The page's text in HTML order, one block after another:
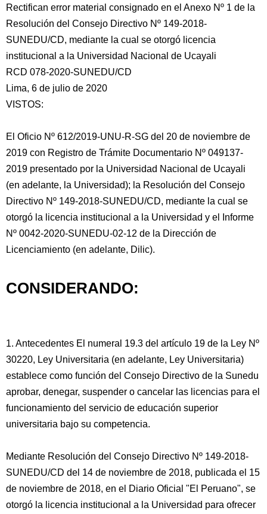
Rectifican error material consignado en el Anexo Nº 1 de la
Resolución del Consejo Directivo Nº 149-2018-
SUNEDU/CD, mediante la cual se otorgó licencia
institucional a la Universidad Nacional de Ucayali
RCD 078-2020-SUNEDU/CD
Lima, 6 de julio de 2020
VISTOS:
El Oficio Nº 612/2019-UNU-R-SG del 20 de noviembre de
2019 con Registro de Trámite Documentario Nº 049137-
2019 presentado por la Universidad Nacional de Ucayali
(en adelante, la Universidad); la Resolución del Consejo
Directivo Nº 149-2018-SUNEDU/CD, mediante la cual se
otorgó la licencia institucional a la Universidad y el Informe
Nº 0042-2020-SUNEDU-02-12 de la Dirección de
Licenciamiento (en adelante, Dilic).
CONSIDERANDO:
1. Antecedentes El numeral 19.3 del artículo 19 de la Ley Nº
30220, Ley Universitaria (en adelante, Ley Universitaria)
establece como función del Consejo Directivo de la Sunedu
aprobar, denegar, suspender o cancelar las licencias para el
funcionamiento del servicio de educación superior
universitaria bajo su competencia.
Mediante Resolución del Consejo Directivo Nº 149-2018-
SUNEDU/CD del 14 de noviembre de 2018, publicada el 15
de noviembre de 2018, en el Diario Oficial "El Peruano", se
otorgó la licencia institucional a la Universidad para ofrecer